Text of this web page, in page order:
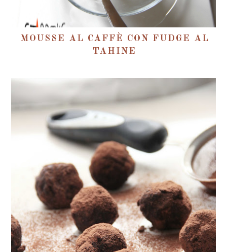
MOUSSE AL CAFFÈ CON FUDGE AL
TAHINE